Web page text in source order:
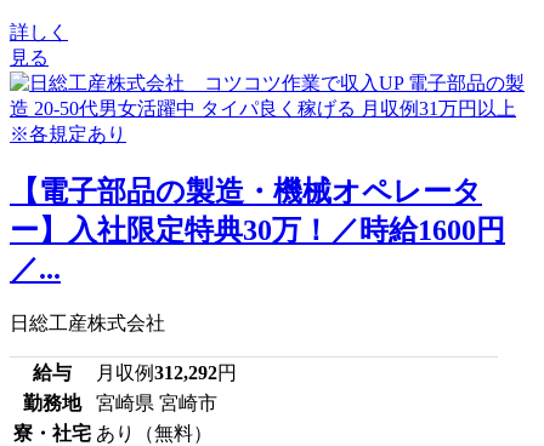
詳しく
見る
【電子部品の製造・機械オペレータ
ー】入社限定特典30万！／時給1600円
／...
日総工産株式会社
給与 月収例312,292円
勤務地
宮崎県 宮崎市
寮・社宅 あり（無料）